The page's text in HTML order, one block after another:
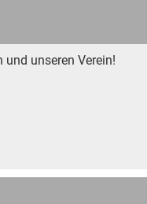
unseren Verein!